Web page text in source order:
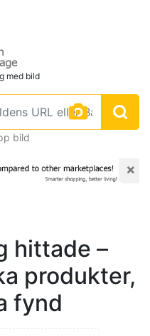
med bild
bild
×
hittade –
produkter,
fynd